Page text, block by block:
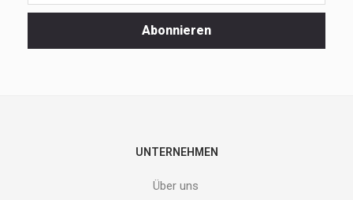
unsere
Abonnieren
UNTERNEHMEN
Über uns